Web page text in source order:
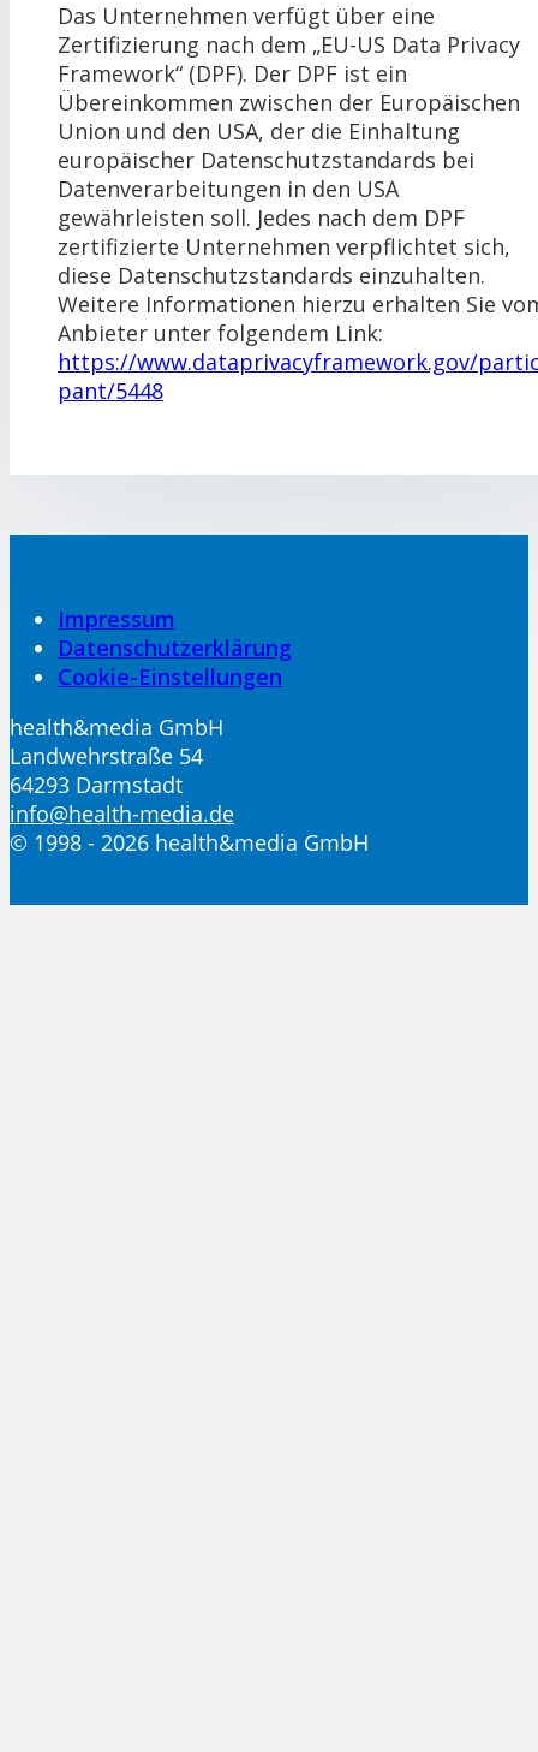
Das Unternehmen verfügt über eine
Zertifizierung nach dem „EU-US Data Privacy
Framework“ (DPF). Der DPF ist ein
Übereinkommen zwischen der Europäischen
Union und den USA, der die Einhaltung
europäischer Datenschutzstandards bei
Datenverarbeitungen in den USA
gewährleisten soll. Jedes nach dem DPF
zertifizierte Unternehmen verpflichtet sich,
diese Datenschutzstandards einzuhalten.
Weitere Informationen hierzu erhalten Sie
Anbieter unter folgendem Link:
https://www.dataprivacyframework.gov/
pant/5448
Impressum
Datenschutzerklärung
Cookie-Einstellungen
health&media GmbH
Landwehrstraße 54
64293 Darmstadt
info@health-media.de
© 1998 - 2026 health&media GmbH